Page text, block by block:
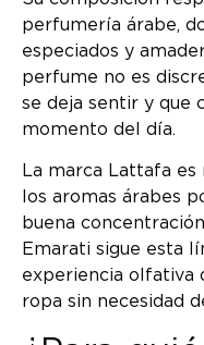
perfumería árabe,
especiados y
perfume no es
se deja sentir y que
momento del día.
La marca Lattafa
los aromas árabes
buena
Emarati sigue esta
experiencia olfativa
ropa sin necesidad